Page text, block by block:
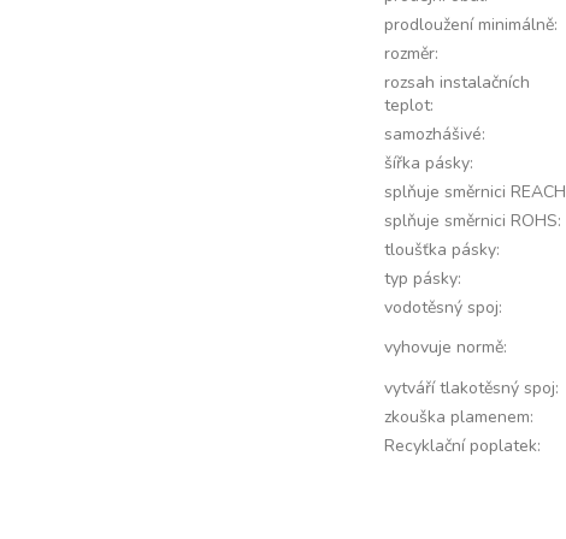
prodloužení minimálně:
rozměr:
rozsah instalačních
teplot:
samozhášivé:
šířka pásky:
splňuje směrnici REACH
splňuje směrnici ROHS:
tloušťka pásky:
typ pásky:
vodotěsný spoj:
vyhovuje normě:
vytváří tlakotěsný spoj:
zkouška plamenem:
Recyklační poplatek: